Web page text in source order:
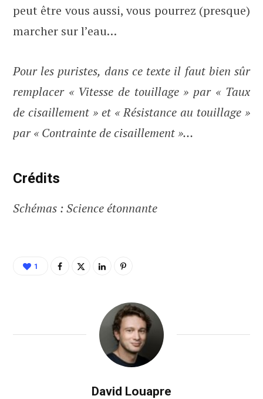
peut être vous aussi, vous pourrez (presque)
marcher sur l’eau…
Pour les puristes, dans ce texte il faut bien sûr
remplacer « Vitesse de touillage » par « Taux
de cisaillement » et « Résistance au touillage »
par « Contrainte de cisaillement »…
Crédits
Schémas : Science étonnante
1
David Louapre